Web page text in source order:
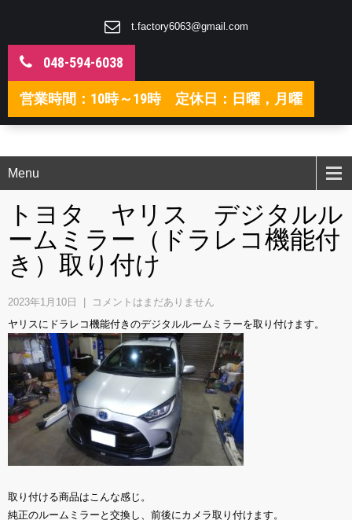
t.factory6063@gmail.com
048-594-6038
営業時間：10時～19時 定休日：日曜，月曜
Menu
トヨタ ヤリス デジタルル
ームミラー（ドラレコ機能付
き）取り付け
2023年1月10日
コメントはまだありません
ヤリスにドラレコ機能付きのデジタルルームミラーを取り付けます。
取り付ける商品はこんな感じ。
純正のルームミラーと交換し、前後にカメラ取り付けます。